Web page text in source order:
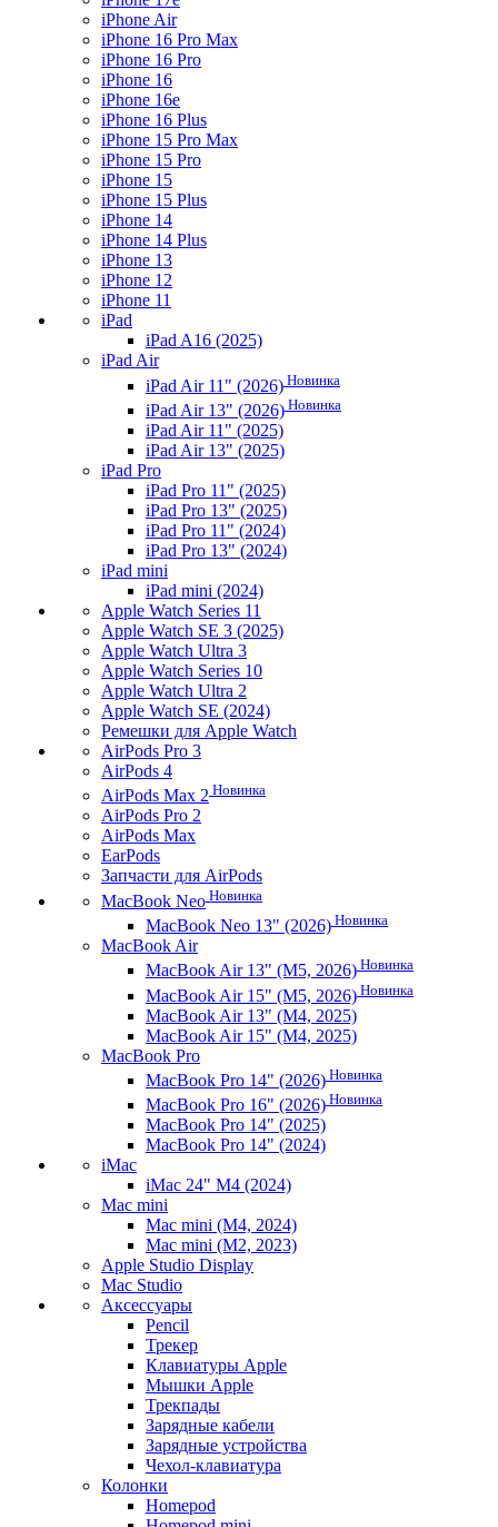
iPhone Air
iPhone 16 Pro Max
iPhone 16 Pro
iPhone 16
iPhone 16e
iPhone 16 Plus
iPhone 15 Pro Max
iPhone 15 Pro
iPhone 15
iPhone 15 Plus
iPhone 14
iPhone 14 Plus
iPhone 13
iPhone 12
iPhone 11
iPad
iPad A16 (2025)
iPad Air
iPad Air 11" (2026) Новинка
iPad Air 13" (2026) Новинка
iPad Air 11" (2025)
iPad Air 13" (2025)
iPad Pro
iPad Pro 11" (2025)
iPad Pro 13" (2025)
iPad Pro 11" (2024)
iPad Pro 13" (2024)
iPad mini
iPad mini (2024)
Apple Watch Series 11
Apple Watch SE 3 (2025)
Apple Watch Ultra 3
Apple Watch Series 10
Apple Watch Ultra 2
Apple Watch SE (2024)
Ремешки для Apple Watch
AirPods Pro 3
AirPods 4
AirPods Max 2 Новинка
AirPods Pro 2
AirPods Max
EarPods
Запчасти для AirPods
MacBook Neo Новинка
MacBook Neo 13" (2026) Новинка
MacBook Air
MacBook Air 13" (M5, 2026) Новинка
MacBook Air 15" (M5, 2026) Новинка
MacBook Air 13" (M4, 2025)
MacBook Air 15" (M4, 2025)
MacBook Pro
MacBook Pro 14" (2026) Новинка
MacBook Pro 16" (2026) Новинка
MacBook Pro 14" (2025)
MacBook Pro 14" (2024)
iMac
iMac 24" M4 (2024)
Mac mini
Mac mini (M4, 2024)
Mac mini (M2, 2023)
Apple Studio Display
Mac Studio
Аксессуары
Pencil
Трекер
Клавиатуры Apple
Мышки Apple
Трекпады
Зарядные кабели
Зарядные устройства
Чехол-клавиатура
Колонки
Homepod